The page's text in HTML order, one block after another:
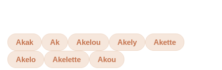
Akak Ak Akelou Akely Akette
Akelo Akelette Akou